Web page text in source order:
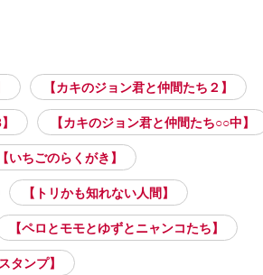
【カキのジョン君と仲間たち２】
【カキのジョン君と仲間たち○○中】
【いちごのらくがき】
【トリかも知れない人間】
【ペロとモモとゆずとニャンコたち】
タンプ】